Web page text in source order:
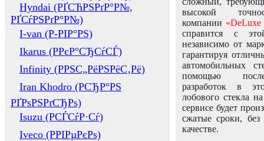
Hyndai (РҐСЋРЅРґР°Р№,
РҐСѓРЅРґР°Р№)
I-van (Р-РІР°РЅ)
Ikarus (РРєР°СЂСѓСЃ)
Infinity (РРЅС„РёРЅРёС‚Рё)
Iran Khodro (РСЂР°РЅ
РҐРѕРЅРґСЂРѕ)
Isuzu (РСЃСѓР·Сѓ)
Iveco (РРІРµРєРѕ)
высокой
компании «DeLuxe
справится с
независимо от
гарантируя
автомобильных
помощью
разработок в
лобового стекла
сервисе будет
сжатые сроки,
качестве.